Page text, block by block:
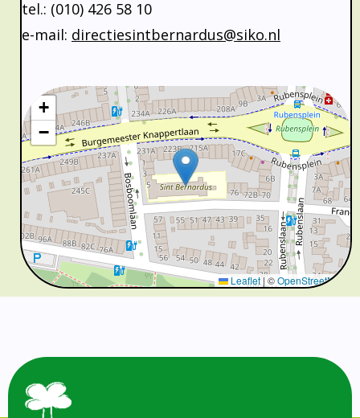
schoolondersteuningsprofiel
Absentie
Vakanties
Schoolgids
Gezonde school
Kinderopvang
BSO
Routebeschrijving
Privacy
tel.: (010) 426 58 10
e-mail: directiesintbernardus@siko.nl
+
−
Leaflet |©OpenStreetMap